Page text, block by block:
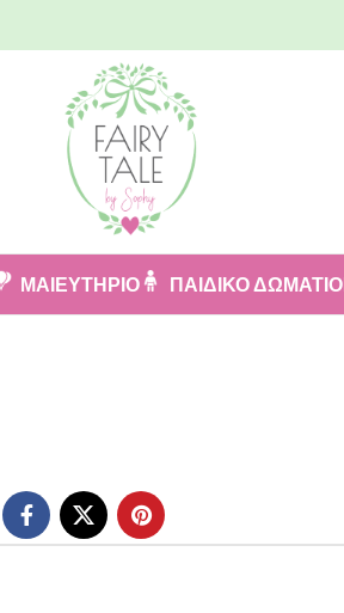
ΜΑΙΕΥΤΗΡΙΟ ΠΑΙΔΙΚΟ ΔΩΜΑΤΙΟ